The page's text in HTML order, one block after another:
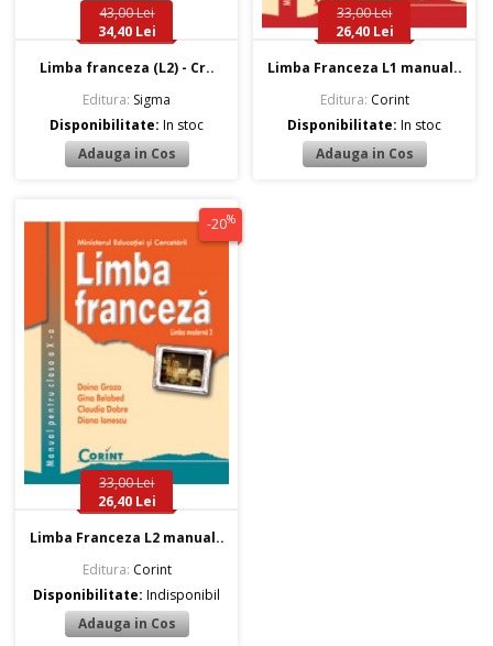
43,00 Lei
34,40 Lei
Limba franceza (L2) - Cr..
Editura: Sigma
Disponibilitate:In stoc
33,00 Lei
26,40 Lei
Limba Franceza L1 manual..
Editura: Corint
Disponibilitate:In stoc
-20%
33,00 Lei
26,40 Lei
Limba Franceza L2 manual..
Editura: Corint
Disponibilitate:Indisponibil